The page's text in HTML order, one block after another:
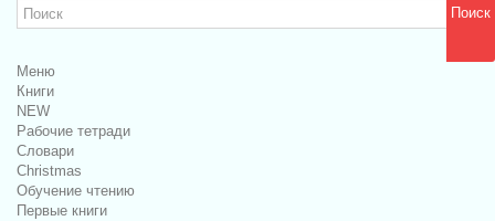
Поиск
Меню
Книги
NEW
Рабочие тетради
Словари
Christmas
Обучение чтению
Первые книги